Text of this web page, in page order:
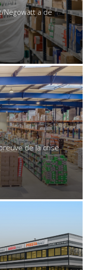
Negowatt a de
de la crise